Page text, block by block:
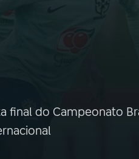
final do Campeonato